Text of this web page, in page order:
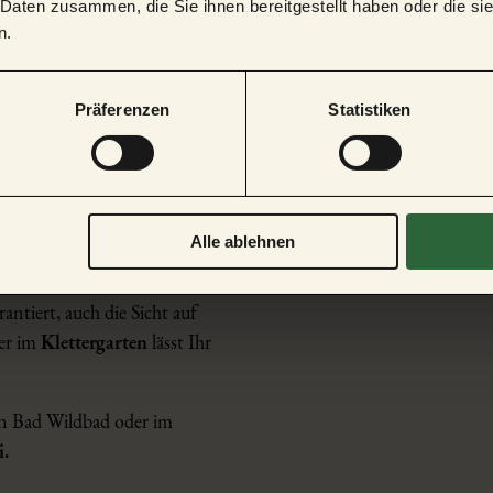
zusammen, die Sie ihnen bereitgestellt haben oder die
Präferenzen Statistiken
Alle ablehnen
mit
auch die Sicht auf
im Klettergarten lässt Ihr
Bad Wildbad oder im
Mehr als 80
kostenlos